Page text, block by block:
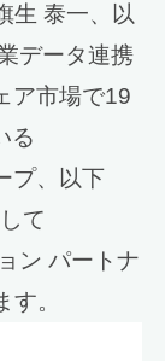
生 泰一、以
データ連携
ア市場で19
る
プ、以下
て
ン パートナ
。